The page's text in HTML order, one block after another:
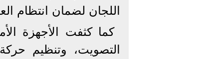
اللجان لضمان انتظام
كما كثفت الأجهزة
التصويت، وتنظيم